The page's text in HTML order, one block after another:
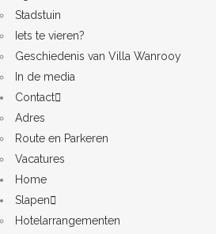
Stadstuin
Iets te vieren?
Geschiedenis van Villa Wanrooy
In de media
Contact
Adres
Route en Parkeren
Vacatures
Home
Slapen
Hotelarrangementen